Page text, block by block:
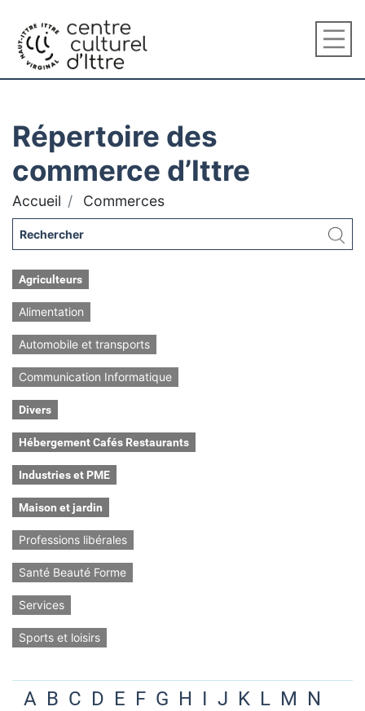
Répertoire des
commerce d’Ittre
Accueil Commerces
Agriculteurs
Alimentation
Automobile et transports
Communication Informatique
Divers
Hébergement Cafés Restaurants
Industries et PME
Maison et jardin
Professions libérales
Santé Beauté Forme
Services
Sports et loisirs
A B C D E F G H I J K L M N